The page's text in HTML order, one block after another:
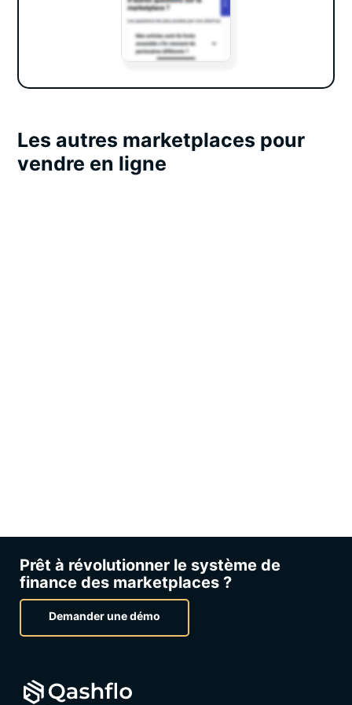
Les autres marketplaces pour
vendre en ligne
Prêt à révolutionner le système de
finance des marketplaces ?
Demander une démo